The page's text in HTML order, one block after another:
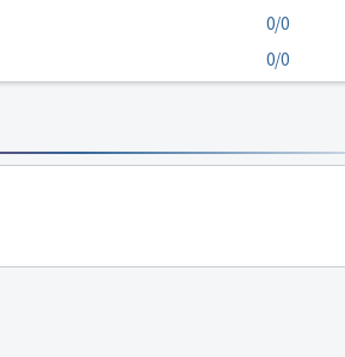
0/0
0/0